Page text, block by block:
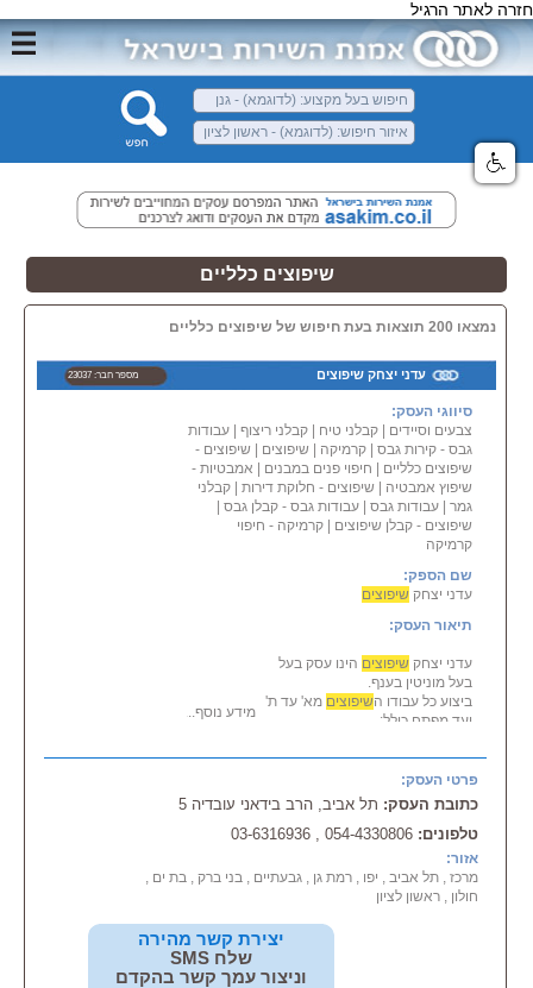
חזרה לאתר הרגיל
שיפוצים כלליים
נמצאו 200 תוצאות בעת חיפוש של שיפוצים כלליים
עדני יצחק שיפוצים מספר חבר: 23037
סיווגי העסק:
צבעים וסיידים
קבלני טיח קבלני ריצוף| עבודות
גבס - קירות גבס| קרמיקה שיפוצים
שיפוצים -
שיפוצים כלליים
חיפוי פנים במבנים
אמבטיות -
שיפוץ אמבטיה
שיפוצים - חלוקת דירות| קבלני
גמר| עבודות גבס| עבודות גבס - קבלן גבס|
שיפוצים - קבלן שיפוצים
קרמיקה - חיפוי
קרמיקה
שם הספק:
עדני יצחק שיפוצים
תיאור העסק:
עדני יצחק שיפוצים הינו עסק בעל
בעל מוניטין בענף.
ביצוע כל עבודו השיפוצים מא' עד ת'
ועד מפתח כולל:
ריצוף, שיפוץ אמבטיות....
מידע נוסף...
פרטי העסק:
כתובת העסק: תל אביב, הרב בידאני עובדיה 5
טלפונים:054-4330806 , 03-6316936
אזור:
מרכז , תל אביב , יפו , רמת גן , גבעתיים , בני ברק , בת ים ,
חולון , ראשון לציון
יצירת קשר מהירה
שלח SMS
וניצור עמך קשר בהקדם